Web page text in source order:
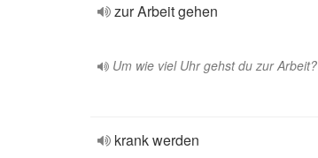
zur Arbeit gehen
Um wie viel Uhr gehst du zur Arbeit?
krank werden